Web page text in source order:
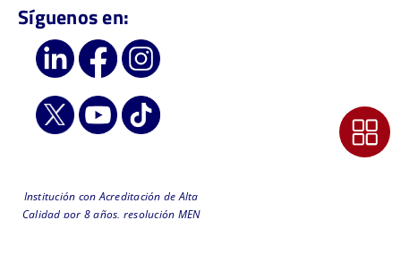
Síguenos en:
Institución con Acreditación de Alta
Calidad por 8 años, resolución MEN